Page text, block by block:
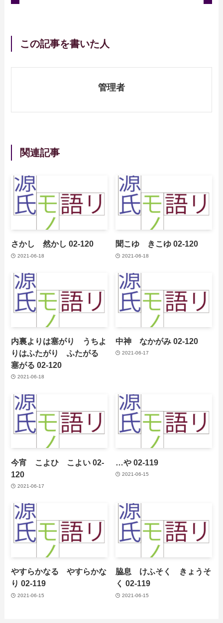
この記事を書いた人
管理者
関連記事
さかし 然かし 02-120
2021-06-18
聞こゆ きこゆ 02-120
2021-06-18
内裏よりは塞がり うちよ
りはふたがり ふたがる
塞がる 02-120
2021-06-18
中神 なかがみ 02-120
2021-06-17
今宵 こよひ こよい 02-
120
2021-06-17
…や 02-119
2021-06-15
やすらかなる やすらかな
り 02-119
2021-06-15
脇息 けふそく きょうそ
く 02-119
2021-06-15